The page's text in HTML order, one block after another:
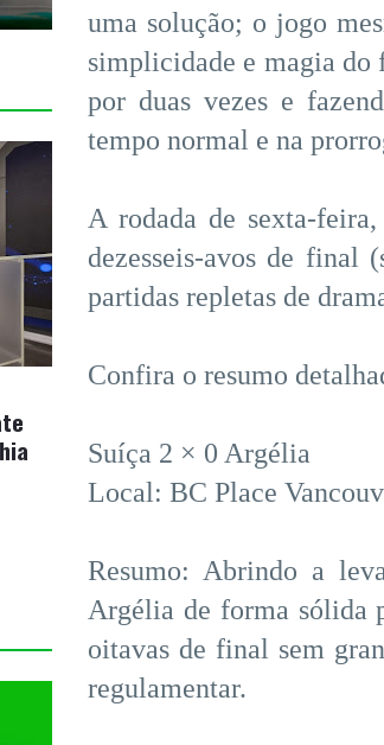
uma solução; o jogo
simplicidade e magia
por duas vezes e
tempo normal e na
A rodada de sexta-
dezesseis-avos de final
partidas repletas de
Confira o resumo
Suíça 2 × 0 Argélia
Local: BC Place
Resumo: Abrindo a
Argélia de forma sólida
oitavas de final sem
regulamentar.